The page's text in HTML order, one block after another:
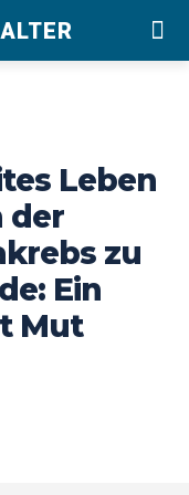
Leben
der
zu
Ein
Mut